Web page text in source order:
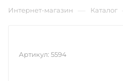
Интернет-магазин Каталог
Артикул: 5594